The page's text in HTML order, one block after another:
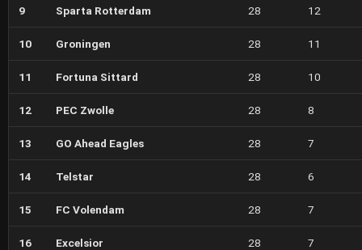
9 Sparta Rotterdam 28 12
10 Groningen 28 11
11 Fortuna Sittard 28 10
12 PEC Zwolle 28 8
13 GO Ahead Eagles 28 7
14 Telstar 28 6
15 FC Volendam 28 7
16 Excelsior 28 7